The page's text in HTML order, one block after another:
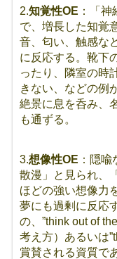
2.知覚性OE ：「
で、増長した知覚
音、匂い、触感な
に反応する。靴下
ったり、隣室の時
きない、などの例
絶景に息を呑み、
も通ずる。
3.想像性OE ：隠
散漫」と見られ、
ほどの強い想像力
夢にも過剰に反応
の、”think out of
考え方）あるいは
賞賛される資質で